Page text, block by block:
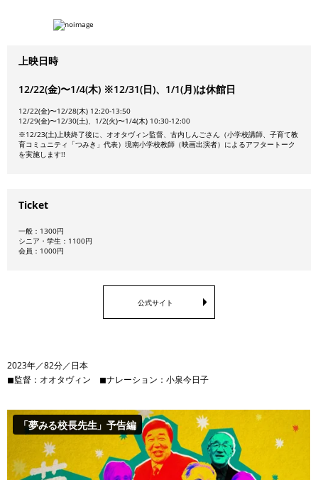
上映日時
12/22(金)〜1/4(木) ※12/31(日)、1/1(月)は休館日
12/22(金)〜12/28(木) 12:20-13:50
12/29(金)〜12/30(土)、1/2(火)〜1/4(木) 10:30-12:00
※12/23(土)上映終了後に、オオタヴィン監督、古内しんごさん（小学校講師、子育て教
育コミュニティ「つみき」代表）境南小学校教師（映画出演者） によるアフタートーク
を実施します!!
Ticket
一般：1300円
シニア・学生：1100円
会員：1000円
公式サイト
2023年／82分／日本
◼︎監督：オオタヴィン ◼︎ナレーション：小泉今日子